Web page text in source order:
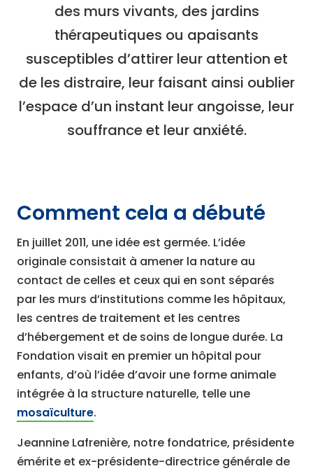
des murs vivants, des jardins
thérapeutiques ou apaisants
susceptibles d’attirer leur attention et
de les distraire, leur faisant ainsi oublier
l’espace d’un instant leur angoisse, leur
souffrance et leur anxiété.
Comment cela a débuté
En juillet 2011, une idée est germée. L’idée
originale consistait à amener la nature au
contact de celles et ceux qui en sont séparés
par les murs d’institutions comme les hôpitaux,
les centres de traitement et les centres
d’hébergement et de soins de longue durée. La
Fondation visait en premier un hôpital pour
enfants, d’où l’idée d’avoir une forme animale
intégrée à la structure naturelle, telle une
mosaïculture.
Jeannine Lafrenière, notre fondatrice, présidente
émérite et ex-présidente-directrice générale de